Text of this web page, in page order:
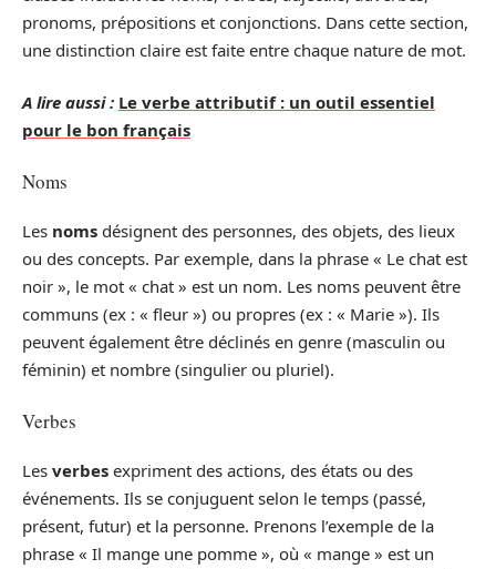
pronoms, prépositions et conjonctions. Dans cette section,
une distinction claire est faite entre chaque nature de mot.
A lire aussi : Le verbe attributif : un outil essentiel
pour le bon français
Noms
Les noms désignent des personnes, des objets, des lieux
ou des concepts. Par exemple, dans la phrase « Le chat est
noir », le mot « chat » est un nom. Les noms peuvent être
communs (ex : « fleur ») ou propres (ex : « Marie »). Ils
peuvent également être déclinés en genre (masculin ou
féminin) et nombre (singulier ou pluriel).
Verbes
Les verbes expriment des actions, des états ou des
événements. Ils se conjuguent selon le temps (passé,
présent, futur) et la personne. Prenons l’exemple de la
phrase « Il mange une pomme », où « mange » est un